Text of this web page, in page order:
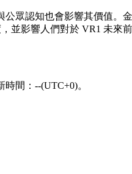
眾認知也會影響其價值
並影響人們對於 VR1 未來
間：--(UTC+0)。